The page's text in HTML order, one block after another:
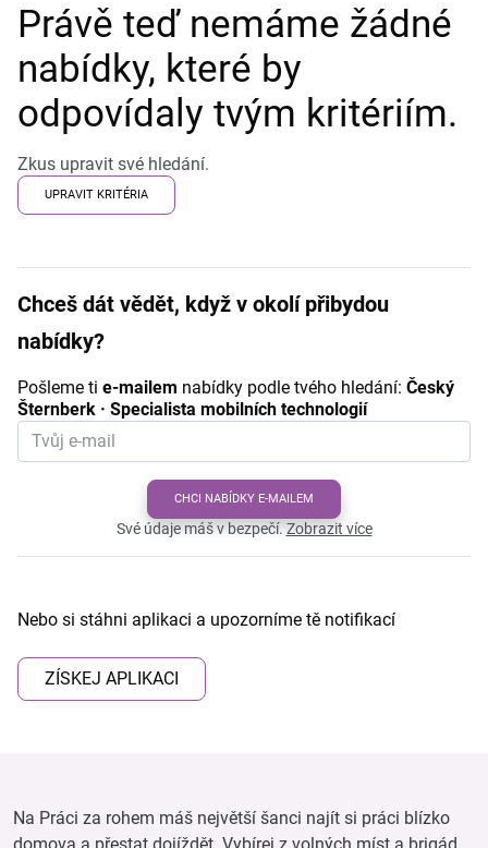
Právě teď nemáme žádné
nabídky, které by
odpovídaly tvým kritériím.
Zkus upravit své hledání.
UPRAVIT KRITÉRIA
Chceš dát vědět, když v okolí přibydou
nabídky?
Pošleme ti e-mailem nabídky podle tvého hledání: Český
Šternberk · Specialista mobilních technologií
CHCI NABÍDKY E-MAILEM
Své údaje máš v bezpečí.Zobrazit více
Nebo si stáhni aplikaci a upozorníme tě notifikací
ZÍSKEJ APLIKACI
Na Práci za rohem máš největší šanci najít si práci blízko
domova a přestat dojíždět. Vybírej z volných míst a brigád